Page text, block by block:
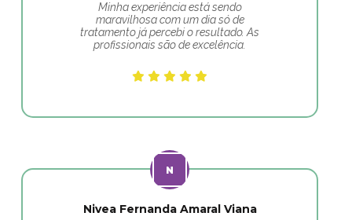
Minha experiência está sendo
maravilhosa com um dia só de
tratamento já percebi o resultado. As
profissionais são de excelência.
Nivea Fernanda Amaral Viana